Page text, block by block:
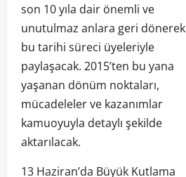
son 10 yıla dair önemli ve
unutulmaz anlara geri dönerek
bu tarihi süreci üyeleriyle
paylaşacak. 2015’ten bu yana
yaşanan dönüm noktaları,
mücadeleler ve kazanımlar
kamuoyuyla detaylı şekilde
aktarılacak.
13 Haziran’da Büyük Kutlama